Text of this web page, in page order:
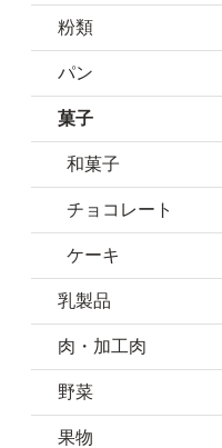
粉類
パン
菓子
和菓子
チョコレート
ケーキ
乳製品
肉・加工肉
野菜
果物